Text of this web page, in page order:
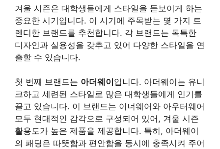
겨울 시즌은 대학생들에게 스타일을 돋보이게 하는
중요한 시기입니다. 이 시기에 주목받는 몇 가지 트
렌디한 브랜드를 추천합니다. 각 브랜드는 독특한
디자인과 실용성을 갖추고 있어 다양한 스타일을 연
출할 수 있습니다.
첫 번째 브랜드는 아더웨이 입니다. 아더웨이는 유니
크하고 세련된 스타일로 많은 대학생들에게 인기를
끌고 있습니다. 이 브랜드는 이너웨어와 아우터웨어
모두 현대적인 감각으로 구성되어 있어, 겨울 시즌
활용도가 높은 제품을 제공합니다. 특히, 아더웨이
의 패딩은 따뜻함과 편안함을 동시에 충족시켜 주어